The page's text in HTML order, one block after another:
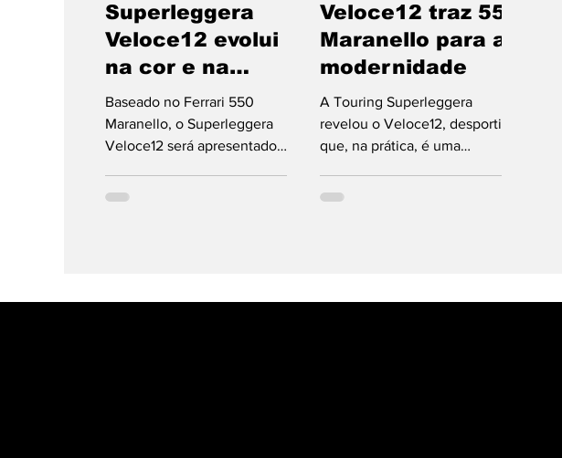
Superleggera
Veloce12 evolui
na cor e na
aerodinâmica
Baseado no Ferrari 550
Maranello, o Superleggera
Veloce12 será apresentado
2025, a realizar em Paris,
Veloce12 traz 550
Maranello para a
modernidade
A Touring Superleggera
revelou o Veloce12, desportivo
que, na prática, é uma
550 Maranello. Serão...